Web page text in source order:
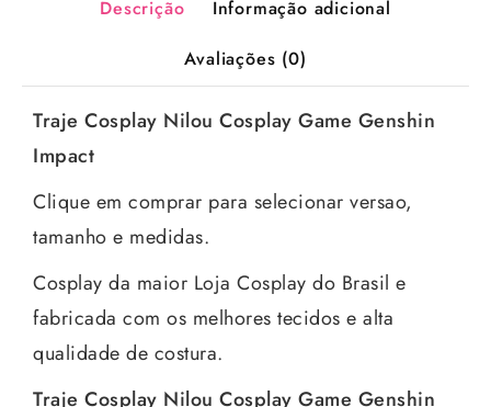
Descrição
Informação adicional
Avaliações (0)
Traje Cosplay Nilou Cosplay Game Genshin
Impact
Clique em comprar para selecionar versao,
tamanho e medidas.
Cosplay da maior Loja Cosplay do Brasil e
fabricada com os melhores tecidos e alta
qualidade de costura.
Traje Cosplay Nilou Cosplay Game Genshin